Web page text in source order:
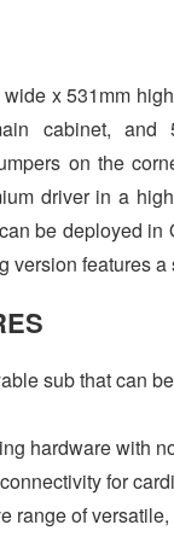
x 531mm
cabinet, and
on the
driver in a
be deployed
version features
sub that can
hardware with
for
range of